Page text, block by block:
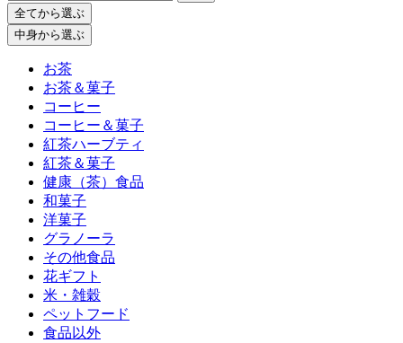
全てから選ぶ
中身から選ぶ
お茶
お茶＆菓子
コーヒー
コーヒー＆菓子
紅茶ハーブティ
紅茶＆菓子
健康（茶）食品
和菓子
洋菓子
グラノーラ
その他食品
花ギフト
米・雑穀
ペットフード
食品以外